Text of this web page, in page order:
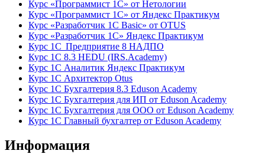
Курс «Программист 1С» от Нетологии
Курс «Программист 1С» от Яндекс Практикум
Курс «Разработчик 1С Basic» от OTUS
Курс «Разработчик 1С» Яндекс Практикум
Курс 1С Предприятие 8 НАДПО
Курс 1С 8.3 HEDU (IRS.Academy)
Курс 1С Аналитик Яндекс Практикум
Курс 1С Архитектор Otus
Курс 1С Бухгалтерия 8.3 Eduson Academy
Курс 1С Бухгалтерия для ИП от Eduson Academy
Курс 1С Бухгалтерия для ООО от Eduson Academy
Курс 1С Главный бухгалтер от Eduson Academy
Информация